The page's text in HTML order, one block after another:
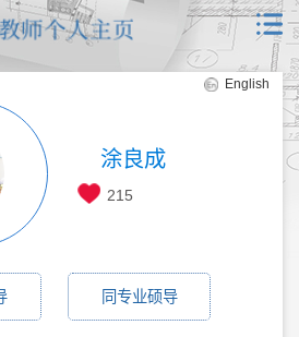
English
涂良成
215
同专业硕导